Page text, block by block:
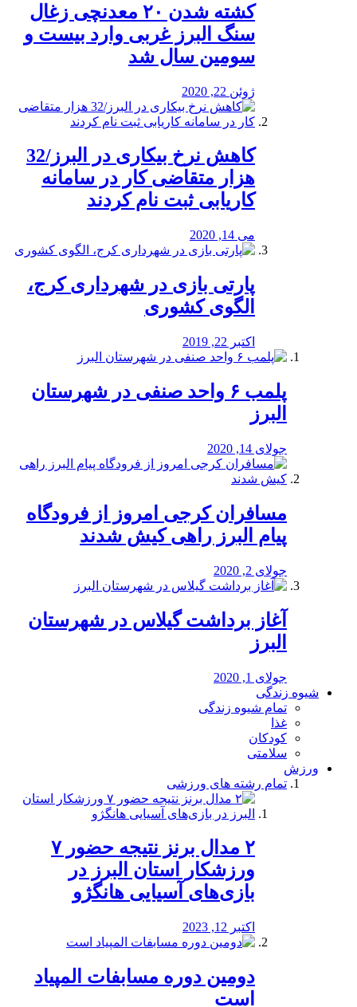
کشته شدن ۲۰ معدنچی زغال
سنگ البرز غربی وارد بیست و
سومین سال شد
ژوئن 22, 2020
کاهش نرخ بیکاری در البرز/32
هزار متقاضی کار در سامانه
کاریابی ثبت نام کردند
می 14, 2020
پارتی بازی در شهرداری کرج،
الگوی کشوری
اکتبر 22, 2019
پلمب ۶ واحد صنفی در شهرستان
البرز
جولای 14, 2020
مسافران کرجی امروز از فرودگاه
پیام البرز راهی کیش شدند
جولای 2, 2020
آغاز برداشت گیلاس در شهرستان
البرز
جولای 1, 2020
شیوه زندگی
تمام شیوه زندگی
غذا
کودکان
سلامتی
ورزش
تمام رشته های ورزشی
۲ مدال برنز نتیجه حضور ۷
ورزشکار استان البرز در
بازی‌های آسیایی هانگژو
اکتبر 12, 2023
دومین دوره مسابفات المپیاد
است